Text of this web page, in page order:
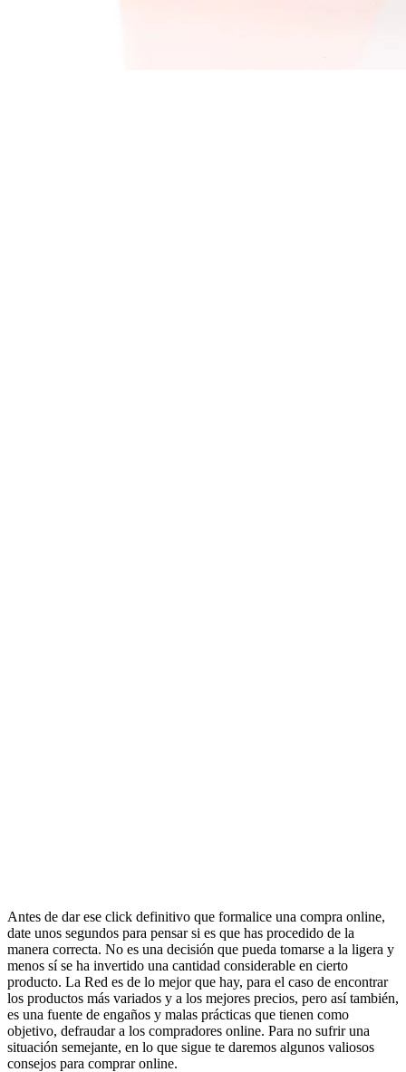
Antes de dar ese click definitivo que formalice una compra online,
date unos segundos para pensar si es que has procedido de la
manera correcta. No es una decisión que pueda tomarse a la ligera y
menos sí se ha invertido una cantidad considerable en cierto
producto. La Red es de lo mejor que hay, para el caso de encontrar
los productos más variados y a los mejores precios, pero así también,
es una fuente de engaños y malas prácticas que tienen como
objetivo, defraudar a los compradores online. Para no sufrir una
situación semejante, en lo que sigue te daremos algunos valiosos
consejos para comprar online.